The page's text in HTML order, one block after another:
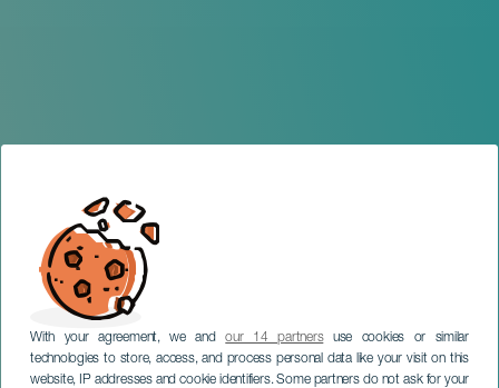
With your agreement, we andour 14 partnersuse cookies or similar
technologies to store, access, and process personal data like your visit on this
website, IP addresses and cookie identifiers. Some partners do not ask for your